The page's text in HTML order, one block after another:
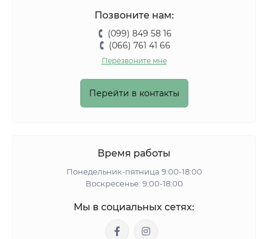
Позвоните нам:
(099) 849 58 16
(066) 761 41 66
Перезвоните мне
Перейти в контакты
Время работы
Понедельник-пятница 9:00-18:00
Воскресенье: 9:00-18:00
Мы в социальных сетях: